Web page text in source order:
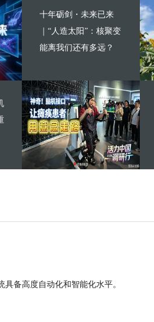
十年砺剑・未来已来
｜“人造太阳”：核聚变
能离我们还有多远？
备高度自动化和智能化水平。